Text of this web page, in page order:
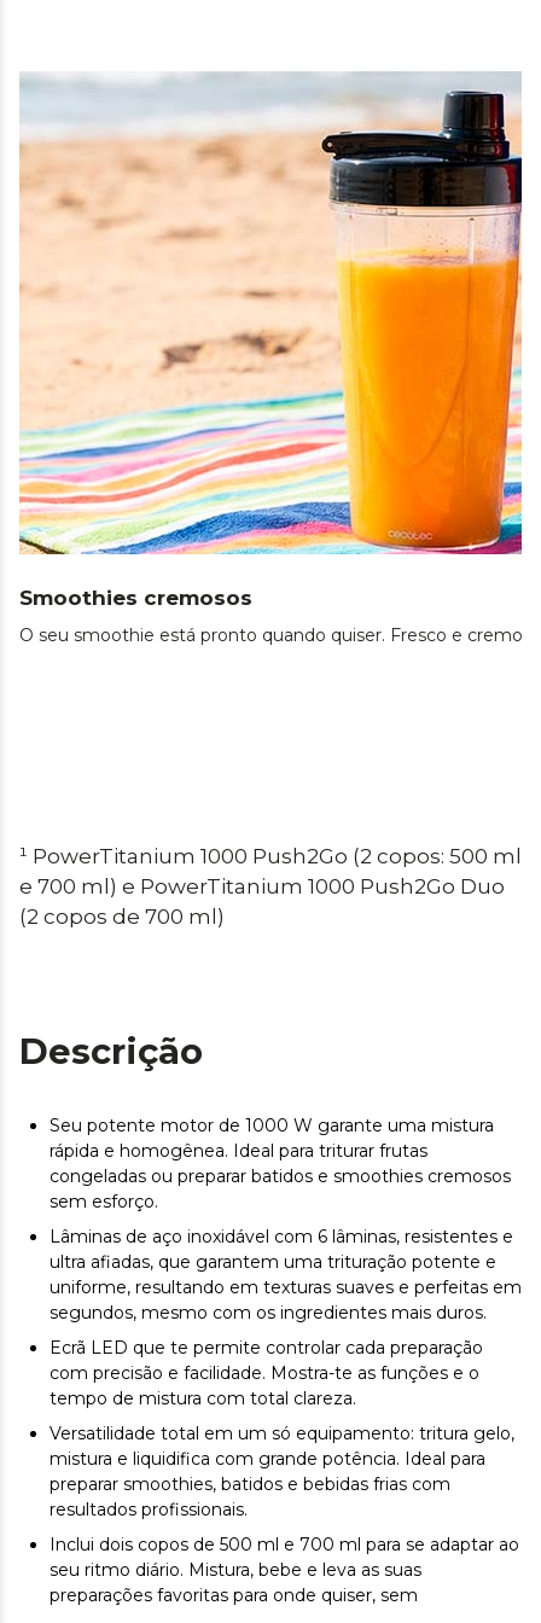
Smoothies cremosos
O seu smoothie está pronto quando quiser. Fresco e
¹ PowerTitanium 1000 Push2Go (2 copos: 500 ml
e 700 ml) e PowerTitanium 1000 Push2Go Duo
(2 copos de 700 ml)
Descrição
Seu potente motor de 1000 W garante uma mistura
rápida e homogênea. Ideal para triturar frutas
congeladas ou preparar batidos e smoothies cremosos
sem esforço.
Lâminas de aço inoxidável com 6 lâminas, resistentes e
ultra afiadas, que garantem uma trituração potente e
uniforme, resultando em texturas suaves e perfeitas em
segundos, mesmo com os ingredientes mais duros.
Ecrã LED que te permite controlar cada preparação
com precisão e facilidade. Mostra-te as funções e o
tempo de mistura com total clareza.
Versatilidade total em um só equipamento: tritura gelo,
mistura e liquidifica com grande potência. Ideal para
preparar smoothies, batidos e bebidas frias com
resultados profissionais.
Inclui dois copos de 500 ml e 700 ml para se adaptar ao
seu ritmo diário. Mistura, bebe e leva as suas
preparações favoritas para onde quiser, sem